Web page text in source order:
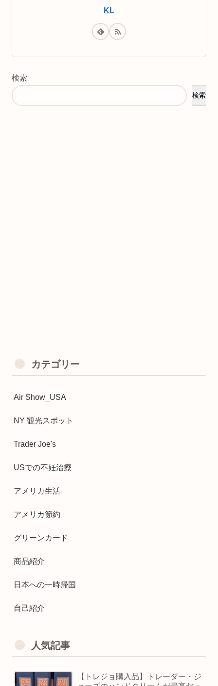
KL
検索
検索
カテゴリー
Air Show_USA
NY 観光スポット
Trader Joe's
USでの不妊治療
アメリカ生活
アメリカ節約
グリーンカード
商品紹介
日本への一時帰国
自己紹介
人気記事
【トレジョ購入品】トレーダー・ジ